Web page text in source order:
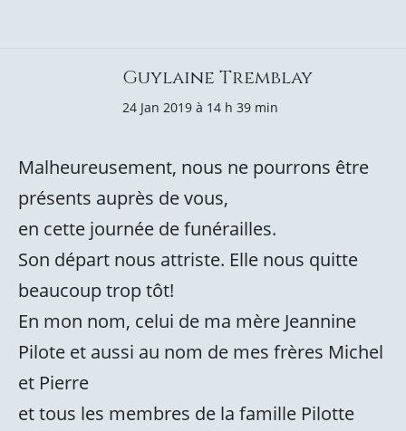
Guylaine Tremblay
24 Jan 2019 à 14 h 39 min
Malheureusement, nous ne pourrons être
présents auprès de vous,
en cette journée de funérailles.
Son départ nous attriste. Elle nous quitte
beaucoup trop tôt!
En mon nom, celui de ma mère Jeannine
Pilote et aussi au nom de mes frères Michel
et Pierre
et tous les membres de la famille Pilotte